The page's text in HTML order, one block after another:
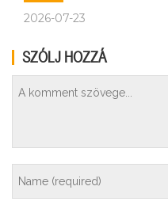
2026-07-23
SZÓLJ HOZZÁ